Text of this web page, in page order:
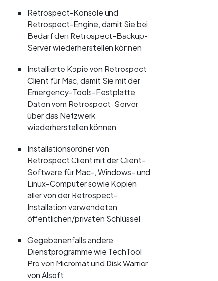
Retrospect-Konsole und
Retrospect-Engine, damit Sie bei
Bedarf den Retrospect-Backup-
Server wiederherstellen können
Installierte Kopie von Retrospect
Client für Mac, damit Sie mit der
Emergency-Tools-Festplatte
Daten vom Retrospect-Server
über das Netzwerk
wiederherstellen können
Installationsordner von
Retrospect Client mit der Client-
Software für Mac-, Windows- und
Linux-Computer sowie Kopien
aller von der Retrospect-
Installation verwendeten
öffentlichen/privaten Schlüssel
Gegebenenfalls andere
Dienstprogramme wie TechTool
Pro von Micromat und Disk Warrior
von Alsoft